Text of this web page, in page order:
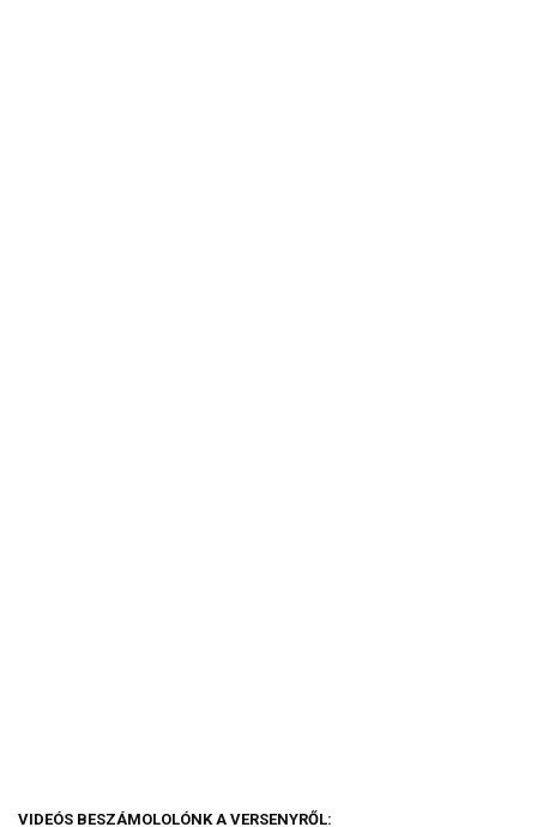
VIDEÓS BESZÁMOLOLÓNK A VERSENYRŐL: